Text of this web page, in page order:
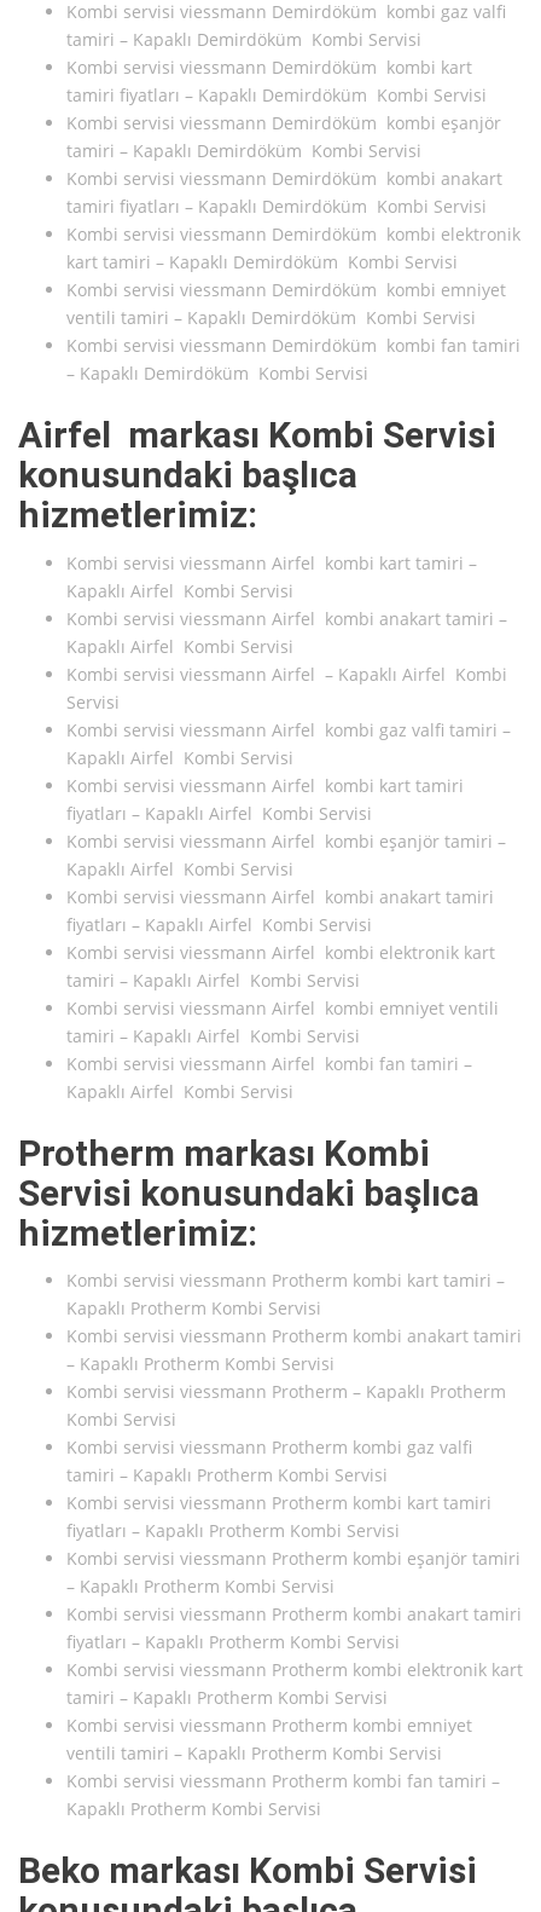
Kombi servisi viessmann Demirdöküm kombi gaz valfi
tamiri – Kapaklı Demirdöküm Kombi Servisi
Kombi servisi viessmann Demirdöküm kombi kart
tamiri fiyatları – Kapaklı Demirdöküm Kombi Servisi
Kombi servisi viessmann Demirdöküm kombi eşanjör
tamiri – Kapaklı Demirdöküm Kombi Servisi
Kombi servisi viessmann Demirdöküm kombi anakart
tamiri fiyatları – Kapaklı Demirdöküm Kombi Servisi
Kombi servisi viessmann Demirdöküm kombi elektronik
kart tamiri – Kapaklı Demirdöküm Kombi Servisi
Kombi servisi viessmann Demirdöküm kombi emniyet
ventili tamiri – Kapaklı Demirdöküm Kombi Servisi
Kombi servisi viessmann Demirdöküm kombi fan tamiri
– Kapaklı Demirdöküm Kombi Servisi
Airfel markası Kombi Servisi
konusundaki başlıca
hizmetlerimiz:
Kombi servisi viessmann Airfel kombi kart tamiri –
Kapaklı Airfel Kombi Servisi
Kombi servisi viessmann Airfel kombi anakart tamiri –
Kapaklı Airfel Kombi Servisi
Kombi servisi viessmann Airfel – Kapaklı Airfel Kombi
Servisi
Kombi servisi viessmann Airfel kombi gaz valfi tamiri –
Kapaklı Airfel Kombi Servisi
Kombi servisi viessmann Airfel kombi kart tamiri
fiyatları – Kapaklı Airfel Kombi Servisi
Kombi servisi viessmann Airfel kombi eşanjör tamiri –
Kapaklı Airfel Kombi Servisi
Kombi servisi viessmann Airfel kombi anakart tamiri
fiyatları – Kapaklı Airfel Kombi Servisi
Kombi servisi viessmann Airfel kombi elektronik kart
tamiri – Kapaklı Airfel Kombi Servisi
Kombi servisi viessmann Airfel kombi emniyet ventili
tamiri – Kapaklı Airfel Kombi Servisi
Kombi servisi viessmann Airfel kombi fan tamiri –
Kapaklı Airfel Kombi Servisi
Protherm markası Kombi
Servisi konusundaki başlıca
hizmetlerimiz:
Kombi servisi viessmann Protherm kombi kart tamiri –
Kapaklı Protherm Kombi Servisi
Kombi servisi viessmann Protherm kombi anakart tamiri
– Kapaklı Protherm Kombi Servisi
Kombi servisi viessmann Protherm – Kapaklı Protherm
Kombi Servisi
Kombi servisi viessmann Protherm kombi gaz valfi
tamiri – Kapaklı Protherm Kombi Servisi
Kombi servisi viessmann Protherm kombi kart tamiri
fiyatları – Kapaklı Protherm Kombi Servisi
Kombi servisi viessmann Protherm kombi eşanjör tamiri
– Kapaklı Protherm Kombi Servisi
Kombi servisi viessmann Protherm kombi anakart tamiri
fiyatları – Kapaklı Protherm Kombi Servisi
Kombi servisi viessmann Protherm kombi elektronik kart
tamiri – Kapaklı Protherm Kombi Servisi
Kombi servisi viessmann Protherm kombi emniyet
ventili tamiri – Kapaklı Protherm Kombi Servisi
Kombi servisi viessmann Protherm kombi fan tamiri –
Kapaklı Protherm Kombi Servisi
Beko markası Kombi Servisi